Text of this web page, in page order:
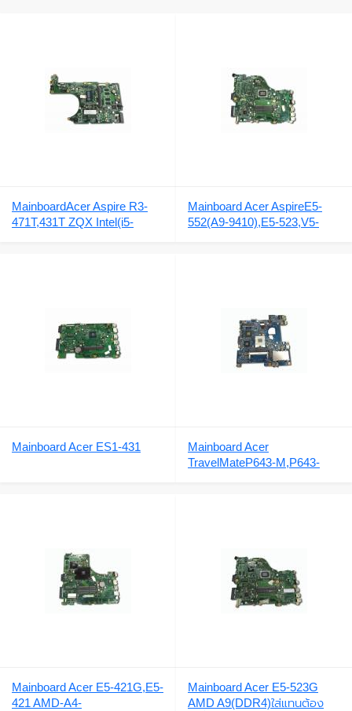
MainboardAcer Aspire R3-
471T,431T ZQX Intel(i5-
Mainboard Acer AspireE5-
552(A9-9410),E5-523,V5-
Mainboard Acer ES1-431
Mainboard Acer
TravelMateP643-M,P643-
Mainboard Acer E5-421G,E5-
421 AMD-A4-
Mainboard Acer E5-523G
AMD A9(DDR4)ใส่แทนต้อง